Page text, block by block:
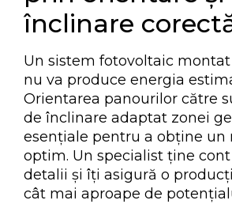
înclinare
Un sistem fotovoltaic
nu va produce energia
Orientarea panourilor către
de înclinare adaptat zonei
esențiale pentru a obține un
optim. Un specialist ține
detalii și îți asigură o
cât mai aproape de